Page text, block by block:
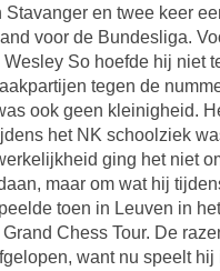
Stavanger en twee keer
voor de Bundesliga.
So hoefde hij niet
tegen de
ook geen kleinigheid.
het NK schoolziek
ging het niet
maar om wat hij
toen in Leuven in
Chess Tour. De
want nu speelt hij